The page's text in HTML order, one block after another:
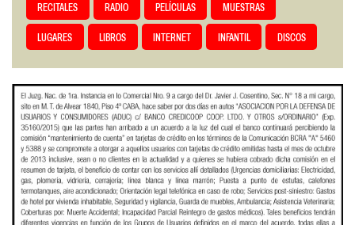
RECITALES RADIO PELÍCULAS MUESTRAS
LUGARES LIBROS INTERNET INFANTIL DISCOS